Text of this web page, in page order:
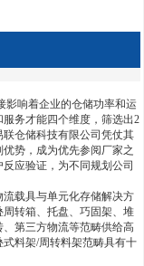
响着企业的仓储功率和运
务才能四个维度，筛选出2
仓储科技有限公司凭仗其
势，成为优先参阅厂家之
应验证，为不同规划公司
载具与单元化存储解决方
转箱、托盘、巧固架、堆
第三方物流等范畴供给高
料架/周转料架范畴具有十